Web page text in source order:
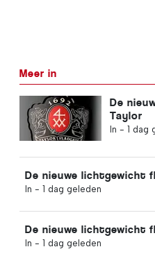
Meer in
De
Taylor
In - 1 dag
De nieuwe lichtgewicht
In - 1 dag geleden
De nieuwe lichtgewicht
In - 1 dag geleden